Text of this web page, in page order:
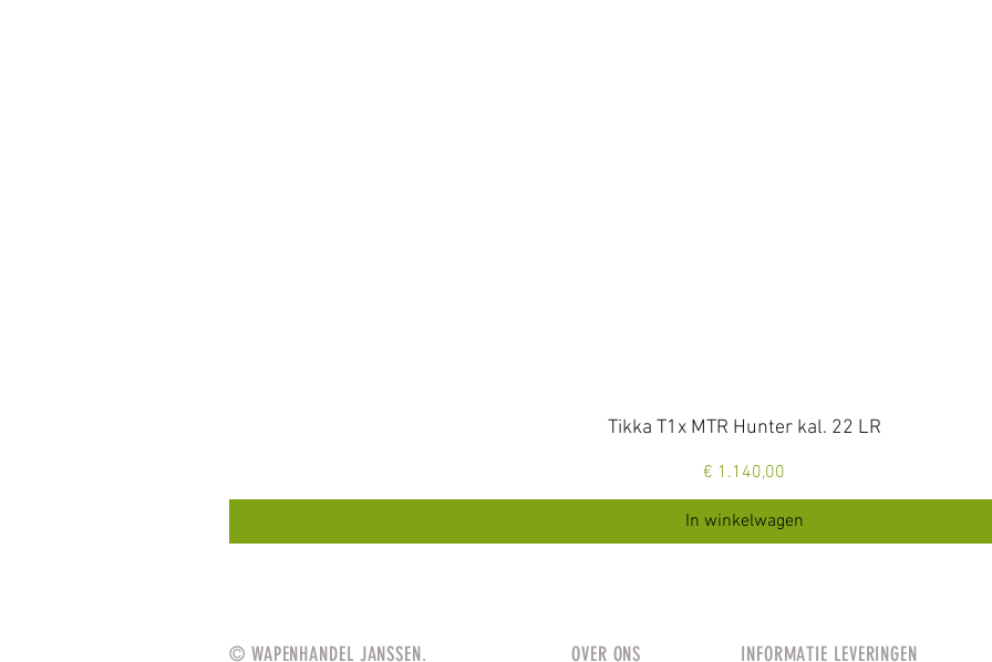
Snel overzicht
Tikka T1x MTR Hunter kal. 22 LR
Prijs
€ 1.140,00
In winkelwagen
© WAPENHANDEL JANSSEN. OVER ONS INFORMATIE LEVERINGEN